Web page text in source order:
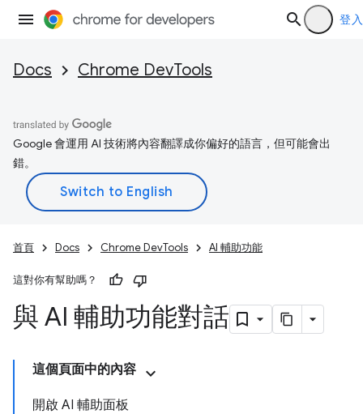
登入
Docs Chrome DevTools
Google 會運用 AI 技術將內容翻譯成你偏好的語言，但可能會出
錯。
首頁 Docs Chrome DevTools AI 輔助功能
這對你有幫助嗎？
與 AI 輔助功能對話
這個頁面中的內容
開啟 AI 輔助面板